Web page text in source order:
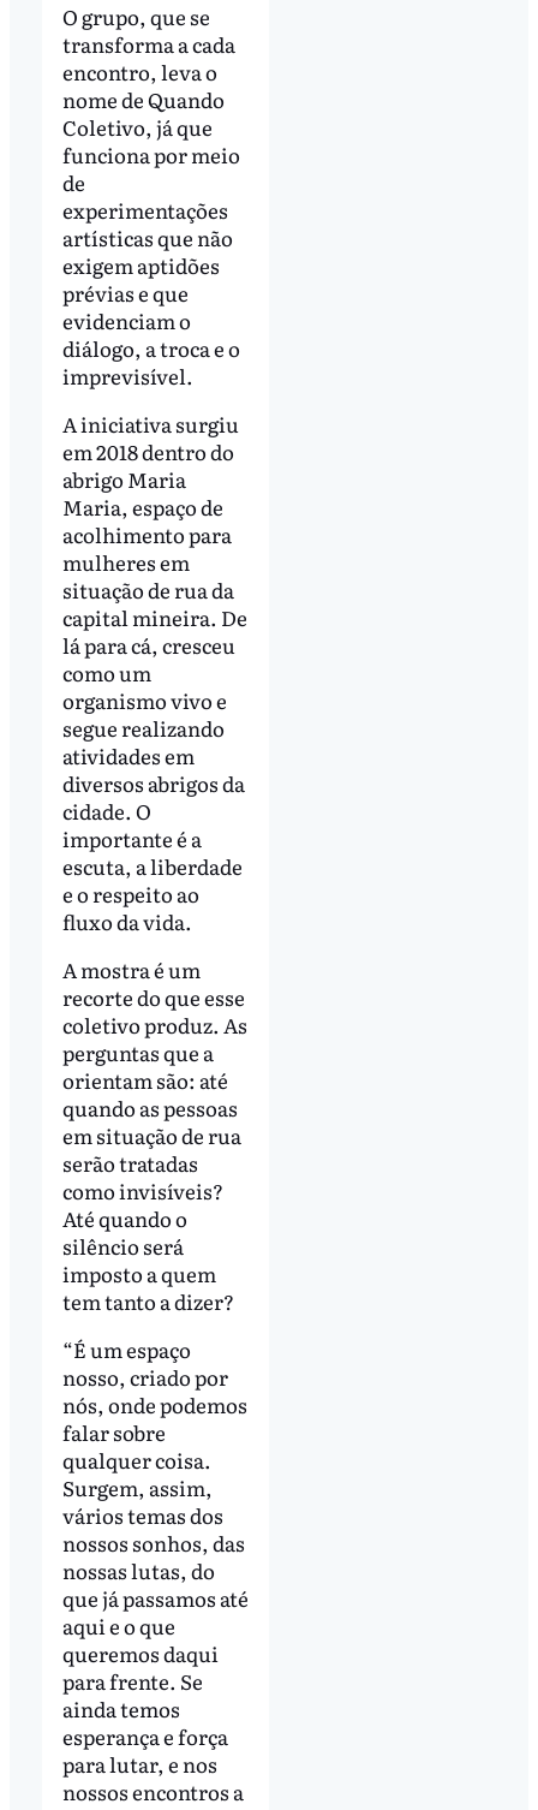
O grupo, que se
transforma a cada
encontro, leva o
nome de Quando
Coletivo, já que
funciona por meio
de
experimentações
artísticas que não
exigem aptidões
prévias e que
evidenciam o
diálogo, a troca e o
imprevisível.
A iniciativa surgiu
em 2018 dentro do
abrigo Maria
Maria, espaço de
acolhimento para
mulheres em
situação de rua da
capital mineira. De
lá para cá, cresceu
como um
organismo vivo e
segue realizando
atividades em
diversos abrigos da
cidade. O
importante é a
escuta, a liberdade
e o respeito ao
fluxo da vida.
A mostra é um
recorte do que esse
coletivo produz. As
perguntas que a
orientam são: até
quando as pessoas
em situação de rua
serão tratadas
como invisíveis?
Até quando o
silêncio será
imposto a quem
tem tanto a dizer?
“É um espaço
nosso, criado por
nós, onde podemos
falar sobre
qualquer coisa.
Surgem, assim,
vários temas dos
nossos sonhos, das
nossas lutas, do
que já passamos até
aqui e o que
queremos daqui
para frente. Se
ainda temos
esperança e força
para lutar, e nos
nossos encontros a